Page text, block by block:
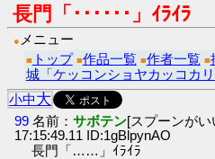
長門「･･････」ｲﾗｲﾗ
● メニュー
■ トップ ■作品一覧 ■作者一覧 ■
城「ケッコンショヤカッコカリ
小中大
99 名前：サボテン[スプーンがい
17:15:49.11 ID:1gBlpynAO
長門「……」ｲﾗｲﾗ